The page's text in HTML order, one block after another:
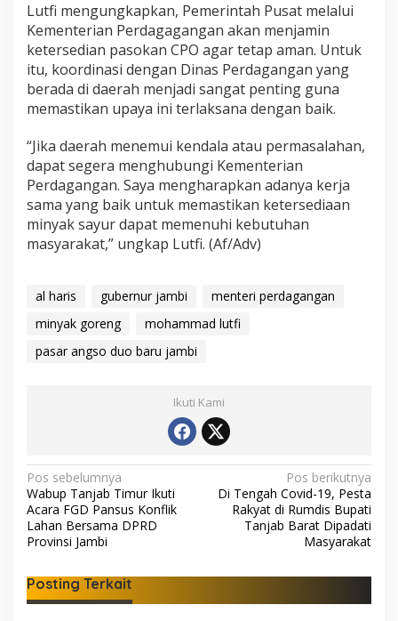
Lutfi mengungkapkan, Pemerintah Pusat melalui
Kementerian Perdagagangan akan menjamin
ketersedian pasokan CPO agar tetap aman. Untuk
itu, koordinasi dengan Dinas Perdagangan yang
berada di daerah menjadi sangat penting guna
memastikan upaya ini terlaksana dengan baik.
“Jika daerah menemui kendala atau permasalahan,
dapat segera menghubungi Kementerian
Perdagangan. Saya mengharapkan adanya kerja
sama yang baik untuk memastikan ketersediaan
minyak sayur dapat memenuhi kebutuhan
masyarakat,” ungkap Lutfi. (Af/Adv)
al haris gubernur jambi
menteri perdagangan
minyak goreng
mohammad lutfi
pasar angso duo baru jambi
Ikuti Kami
N
a
v
g
a
Pos sebelumnya
Wabup Tanjab Timur Ikuti
Acara FGD Pansus Konflik
Lahan Bersama DPRD
Provinsi Jambi
Pos berikutnya
Di Tengah Covid-19, Pesta
Rakyat di Rumdis Bupati
Tanjab Barat Dipadati
Masyarakat
Posting Terkait